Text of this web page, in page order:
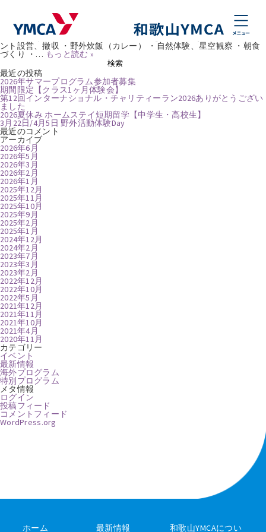
11/22、23はじめてのテントキャンプ
2025年9月26日 natsumikobayashi
テントでシュラフで寝てみよう はじめてのテントキャンプ 2025年11
月22日(土）～23日(日） キャンプの基本を体験しよう！ 【内容】 ・テ
ント設営、撤収 ・野外炊飯（カレー） ・自然体験、星空観察 ・朝食
づくり ・… もっと読む »
索:
検索
最近の投稿
2026年サマープログラム参加者募集
期間限定【クラス1ヶ月体験会】
第12回インターナショナル・チャリティーラン2026ありがとうござい
ました
2026夏休み ホームステイ短期留学【中学生・高校生】
3月22日/4月5日 野外活動体験Day
最近のコメント
アーカイブ
2026年6月
2026年5月
2026年3月
2026年2月
2026年1月
2025年12月
2025年11月
2025年10月
2025年9月
2025年2月
2025年1月
2024年12月
2024年2月
2023年7月
2023年3月
2023年2月
2022年12月
2022年10月
2022年5月
2021年12月
2021年11月
2021年10月
2021年4月
2020年11月
カテゴリー
イベント
最新情報
海外プログラム
特別プログラム
メタ情報
ログイン
投稿フィード
コメントフィード
WordPress.org
ホーム 最新情報 和歌山YMCAについ